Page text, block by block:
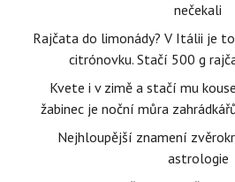
nečekali
Rajčata do limonády? V Itálii je
citrónovku. Stačí 500 g
Kvete i v zimě a stačí mu
žabinec je noční můra
Nejhloupější znamení
astrologie